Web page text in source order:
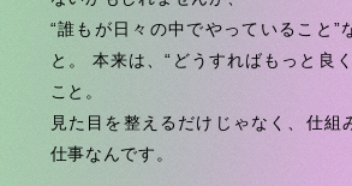
“誰もが日々の中でやっていること”
と。
本来は、“どうすればもっと良
こと。
見た目を整えるだけじゃなく、仕組
仕事なんです。